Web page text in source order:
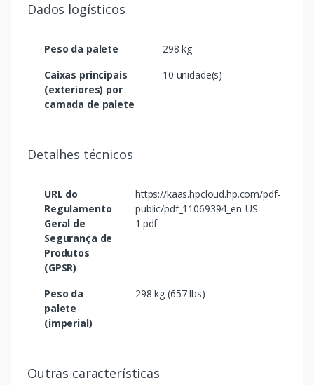
Dados logísticos
Peso da palete
298 kg
Caixas principais
(exteriores) por
camada de palete
10 unidade(s)
Detalhes técnicos
URL do
Regulamento
Geral de
Segurança de
Produtos
(GPSR)
https://kaas.hpcloud.hp.com/pdf-
public/pdf_11069394_en-US-
1.pdf
Peso da
palete
(imperial)
298 kg (657 lbs)
Outras características